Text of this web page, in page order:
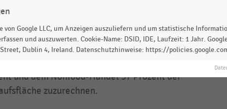
Daten von 52 Handelsunternehmen
und einer Gesamtverkaufsfläche von gut 53
ausgewertet. Bei der Anwendung der
und dem Nonfood-Handel 37 Prozent der
zuzurechnen.
von Google LLC, um Anzeigen auszuliefern und um statistische
und auszuwerten. Cookie-Name: DSID, IDE, Laufzeit: 1 Jahr.
Street, Dublin 4, Ireland. Datenschutzhinweise: https://